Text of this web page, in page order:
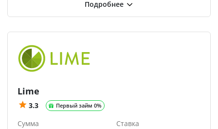
Lime
3.3 Первый займ 0%
Сумма Ставка